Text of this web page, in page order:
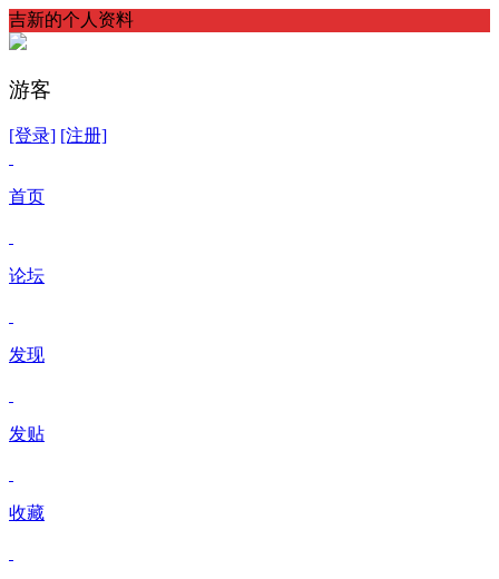
吉新的个人资料
游客
[登录] [注册]
首页
论坛
发现
发贴
收藏